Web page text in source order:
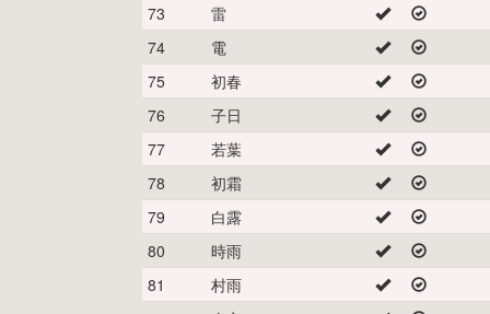
73
雷
74
電
75
初春
76
子日
77
若葉
78
初霜
79
白露
80
時雨
81
村雨